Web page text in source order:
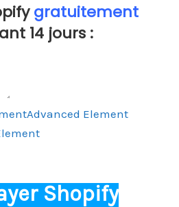
gratuitement
14 jours :
Advanced Element
Shopify